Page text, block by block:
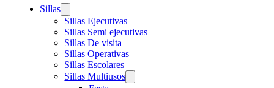
Sillas
Sillas Ejecutivas
Sillas Semi ejecutivas
Sillas De visita
Sillas Operativas
Sillas Escolares
Sillas Multiusos